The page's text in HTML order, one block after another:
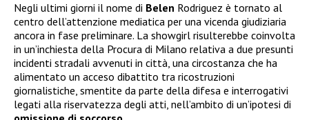
Negli ultimi giorni il nome di Belen Rodriguez è tornato al
centro dell’attenzione mediatica per una vicenda giudiziaria
ancora in fase preliminare. La showgirl risulterebbe coinvolta
in un’inchiesta della Procura di Milano relativa a due presunti
incidenti stradali avvenuti in città, una circostanza che ha
alimentato un acceso dibattito tra ricostruzioni
giornalistiche, smentite da parte della difesa e interrogativi
legati alla riservatezza degli atti, nell’ambito di un’ipotesi di